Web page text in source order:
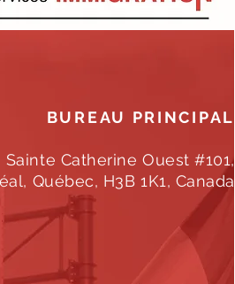
Sainte Catherine Ouest #101,
Québec, H3B 1K1, Canada
BUREAU PRINCIPAL